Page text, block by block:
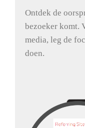
Ontdek de
bezoeker komt.
media, leg de
doen.